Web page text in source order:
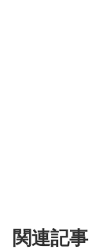
関連記事